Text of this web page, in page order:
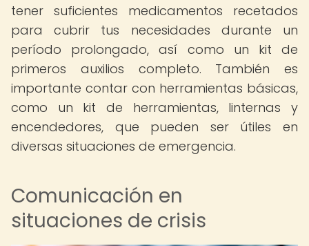
tener suficientes medicamentos recetados
para cubrir tus necesidades durante un
período prolongado, así como un kit de
primeros auxilios completo. También es
importante contar con herramientas básicas,
como un kit de herramientas, linternas y
encendedores, que pueden ser útiles en
diversas situaciones de emergencia.
Comunicación en
situaciones de crisis